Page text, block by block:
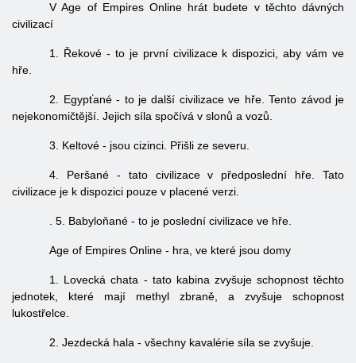
V Age of Empires Online hrát budete v těchto dávných
civilizací
1. Řekové - to je první civilizace k dispozici, aby vám ve
hře.
2. Egypťané - to je další civilizace ve hře. Tento závod je
nejekonomičtější. Jejich síla spočívá v slonů a vozů.
3. Keltové - jsou cizinci. Přišli ze severu.
4. Peršané - tato civilizace v předposlední hře. Tato
civilizace je k dispozici pouze v placené verzi.
. 5. Babyloňané - to je poslední civilizace ve hře.
Age of Empires Online - hra, ve které jsou domy
1. Lovecká chata - tato kabina zvyšuje schopnost těchto
jednotek, které mají methyl zbraně, a zvyšuje schopnost
lukostřelce.
2. Jezdecká hala - všechny kavalérie síla se zvyšuje.